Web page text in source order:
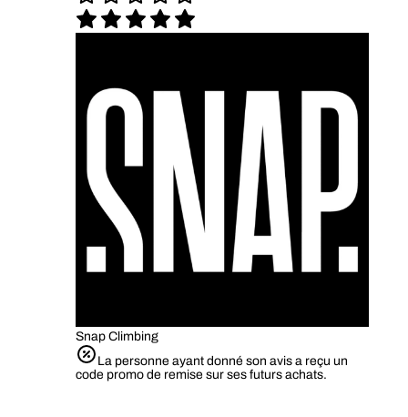
Snap Climbing
La personne ayant donné son avis a reçu un
code promo de remise sur ses futurs achats.